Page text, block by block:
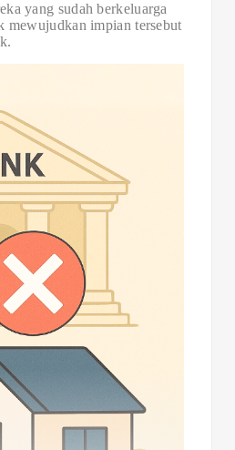
yang sudah berkeluarga
mewujudkan impian tersebut